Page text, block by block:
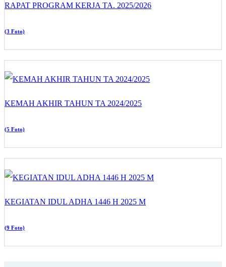
RAPAT PROGRAM KERJA TA. 2025/2026
(3 Foto)
KEMAH AKHIR TAHUN TA 2024/2025
(5 Foto)
KEGIATAN IDUL ADHA 1446 H 2025 M
(9 Foto)